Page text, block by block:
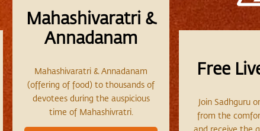
Mahashivaratri &
Annadanam
Mahashivaratri & Annadanam
(offering of food) to thousands of
devotees during the auspicious
time of Mahashivratri.
Free
Join Sadhguru
from the
and receive the